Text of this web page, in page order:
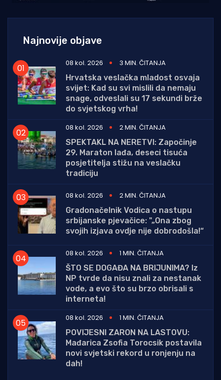
Najnovije objave
08 kol. 2026
3 MIN. ČITANJA
Hrvatska veslačka mladost osvaja
svijet: Kad su svi mislili da nemaju
snage, odveslali su 17 sekundi brže
do svjetskog vrha!
08 kol. 2026
2 MIN. ČITANJA
SPEKTAKL NA NERETVI: Započinje
29. Maraton lađa, deseci tisuća
posjetitelja stižu na veslačku
tradiciju
08 kol. 2026
2 MIN. ČITANJA
Gradonačelnik Vodica o nastupu
srbijanske pjevačice: "„Ona zbog
svojih izjava ovdje nije dobrodošla!“
08 kol. 2026
1 MIN. ČITANJA
ŠTO SE DOGAĐA NA BRIJUNIMA? Iz
NP tvrde da nisu znali za nestanak
vode, a evo što su brzo obrisali s
interneta!
08 kol. 2026
1 MIN. ČITANJA
POVIJESNI ZARON NA LASTOVU:
Mađarica Zsofia Torocsik postavila
novi svjetski rekord u ronjenju na
dah!